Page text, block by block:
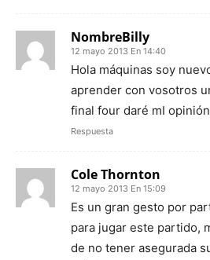
NombreBilly
12 mayo 2013 En 14:40
Hola máquinas soy
aprender con vosotros
final four daré mI
Respuesta
Cole Thornton
12 mayo 2013 En 15:09
Es un gran gesto por
para jugar este partido,
de no tener asegurada